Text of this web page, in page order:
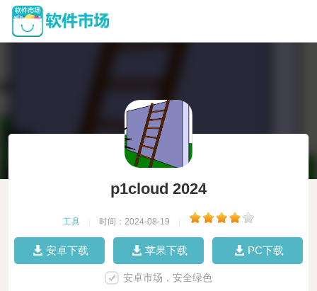
p1cloud 2024
工具 时间：2024-08-19
安卓下载 苹果下载 PC下载
安卓市场，安全绿色